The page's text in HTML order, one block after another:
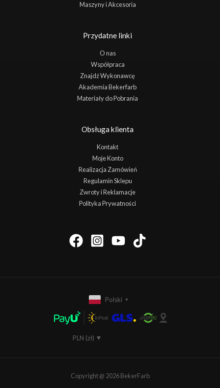
Maszyny i Akcesoria
Przydatne linki
O nas
Współpraca
Znajdź Wykonawcę
Akademia Bekerfarb
Materiały do Pobrania
Obsługa klienta
Kontakt
Moje Konto
Realizacja Zamówień
Regulamin Sklepu
Zwroty i Reklamacje
Polityka Prywatności
Polski ▼
PLN (zł)
Copyright @ 2026 BekerFarb